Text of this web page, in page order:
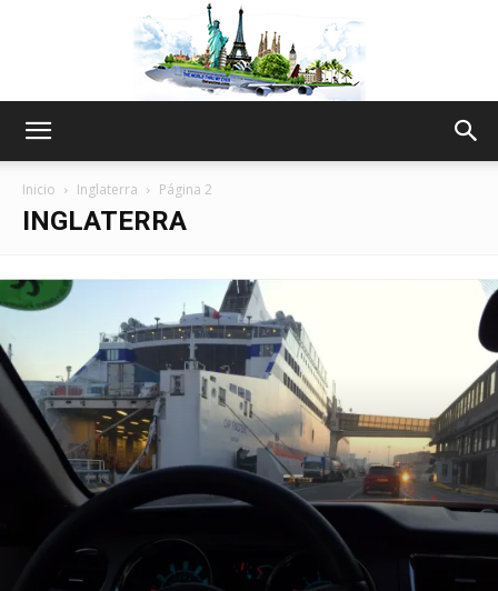
Thru
My
Inicio Inglaterra Página 2
INGLATERRA